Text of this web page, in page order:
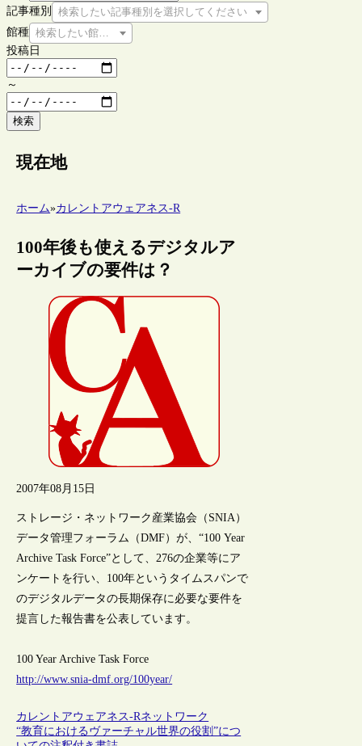
記事種別
検索したい記事種別を選択してください
館種 検索したい館種を選択してください
投稿日
～
検索
現在地
ホーム»カレントアウェアネス-R
100年後も使えるデジタルア
ーカイブの要件は？
2007年08月15日
ストレージ・ネットワーク産業協会（SNIA）
データ管理フォーラム（DMF）が、“100 Year
Archive Task Force”として、276の企業等にア
ンケートを行い、100年というタイムスパンで
のデジタルデータの長期保存に必要な要件を
提言した報告書を公表しています。
100 Year Archive Task Force
http://www.snia-dmf.org/100year/
カレントアウェアネス-Rネットワーク
“教育におけるヴァーチャル世界の役割”につ